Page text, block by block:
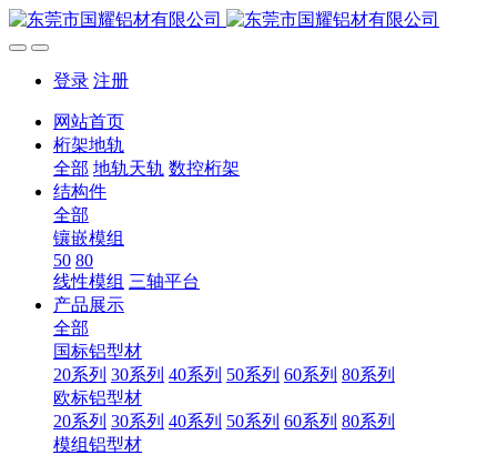
登录 注册
网站首页
桁架地轨
全部 地轨天轨 数控桁架
结构件
全部
镶嵌模组
50 80
线性模组 三轴平台
产品展示
全部
国标铝型材
20系列 30系列 40系列 50系列 60系列 80系列
欧标铝型材
20系列 30系列 40系列 50系列 60系列 80系列
模组铝型材